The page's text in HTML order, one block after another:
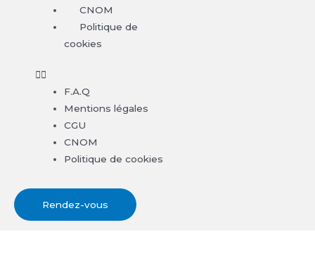
CNOM
Politique de
cookies
F.A.Q
Mentions légales
CGU
CNOM
Politique de cookies
Rendez-vous